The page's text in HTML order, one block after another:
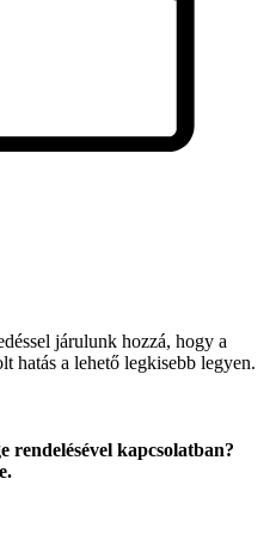
járulunk hozzá, hogy a
hatás a lehető legkisebb legyen.
rendelésével kapcsolatban?